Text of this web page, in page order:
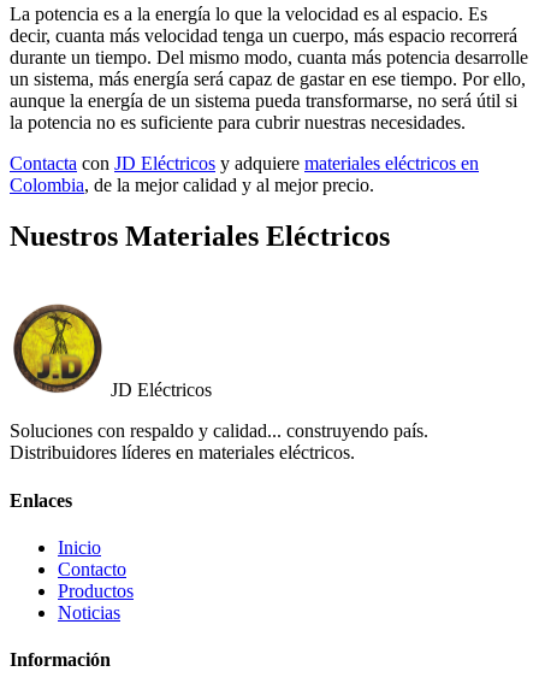
La potencia es a la energía lo que la velocidad es al espacio. Es
decir, cuanta más velocidad tenga un cuerpo, más espacio recorrerá
durante un tiempo. Del mismo modo, cuanta más potencia desarrolle
un sistema, más energía será capaz de gastar en ese tiempo. Por ello,
aunque la energía de un sistema pueda transformarse, no será útil si
la potencia no es suficiente para cubrir nuestras necesidades.
Contacta con JD Eléctricos y adquiere materiales eléctricos en
Colombia, de la mejor calidad y al mejor precio.
Nuestros Materiales Eléctricos
JD Eléctricos
Soluciones con respaldo y calidad... construyendo país.
Distribuidores líderes en materiales eléctricos.
Enlaces
Inicio
Contacto
Productos
Noticias
Información